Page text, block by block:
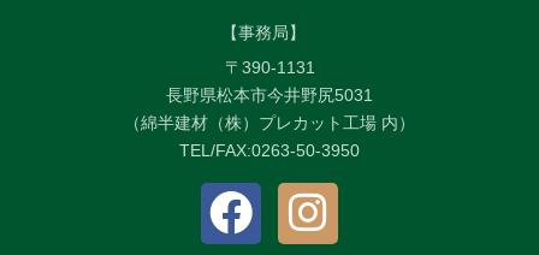
【事務局】
〒390-1131
長野県松本市今井野尻5031
（綿半建材（株）プレカット工場 内）
TEL/FAX:0263-50-3950